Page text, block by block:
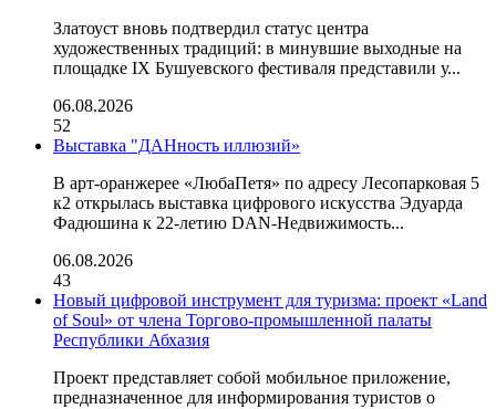
Златоуст вновь подтвердил статус центра
художественных традиций: в минувшие выходные на
площадке IX Бушуевского фестиваля представили у...
06.08.2026
52
Выставка "ДАНность иллюзий»
В арт-оранжерее «ЛюбаПетя» по адресу Лесопарковая 5
к2 открылась выставка цифрового искусства Эдуарда
Фадюшина к 22-летию DAN-Недвижимость...
06.08.2026
43
Новый цифровой инструмент для туризма: проект «Land
of Soul» от члена Торгово-промышленной палаты
Республики Абхазия
Проект представляет собой мобильное приложение,
предназначенное для информирования туристов о